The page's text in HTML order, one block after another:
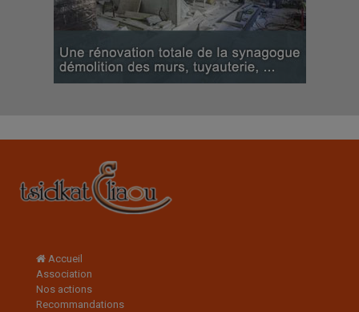
Accueil
Association
Nos actions
Recommandations